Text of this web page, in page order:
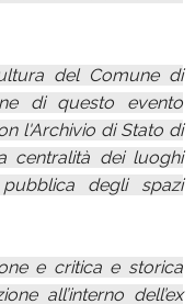
del Comune di
di questo evento
l'Archivio di Stato di
centralità dei luoghi
degli spazi
e critica e storica
all’interno dell’ex